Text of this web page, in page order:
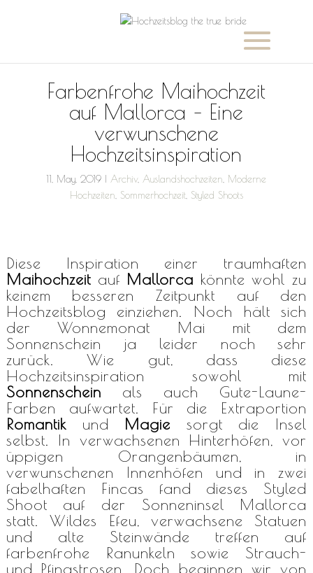
Farbenfrohe Maihochzeit
auf Mallorca – Eine
verwunschene
Hochzeitsinspiration
11, May, 2019 Archiv, Auslandshochzeiten Moderne
Hochzeiten Sommerhochzeit, Styled Shoots
Diese Inspiration einer traumhaften
Maihochzeitauf Mallorca könnte wohl zu
keinem besseren Zeitpunkt auf den
Hochzeitsblog einziehen. Noch hält sich
der Wonnemonat Mai mit dem
Sonnenschein ja leider noch sehr
zurück. Wie gut, dass diese
Hochzeitsinspiration sowohl mit
Sonnenschein als auch Gute-Laune-
Farben aufwartet. Für die Extraportion
Romantik und Magie sorgt die Insel
selbst. In verwachsenen Hinterhöfen, vor
üppigen Orangenbäumen, in
verwunschenen Innenhöfen und in zwei
fabelhaften Fincas fand dieses Styled
Shoot auf der Sonneninsel Mallorca
statt. Wildes Efeu, verwachsene Statuen
und alte Steinwände treffen auf
farbenfrohe Ranunkeln sowie Strauch-
und Pfingstrosen. Doch beginnen wir von